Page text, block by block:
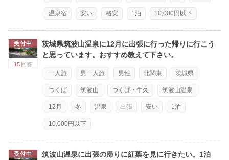
温泉宿 安い 格安 1泊 10,000円以下
受付中
15 回答
茨城県筑波山温泉に12月に出張に行った帰りに行こう
と思っています。おすすめ教えて下さい。
一人旅 男一人旅 男性 北関東 茨城県
つくば 筑波山 つくば・牛久 筑波山温泉
12月 冬 温泉 出張 安い 1泊
10,000円以下
受付中
筑波山温泉に出張の帰りに紅葉を見に行きたい。1泊